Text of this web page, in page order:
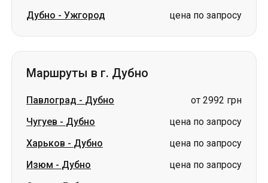
Дубно - Ужгород цена по запросу
Маршруты в г. Дубно
Павлоград - Дубно
от 2992 грн
Чугуев - Дубно
цена по запросу
Харьков - Дубно
цена по запросу
Изюм - Дубно
цена по запросу